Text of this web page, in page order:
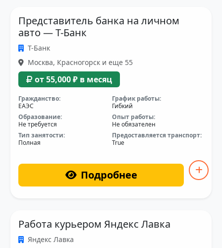
Представитель банка на личном
авто — Т-Банк
Т-Банк
Москва, Красногорск и еще 55
от 55,000 ₽ в месяц
Гражданство:
ЕАЭС
График работы:
Гибкий
Образование:
Не требуется
Опыт работы:
Не обязателен
Тип занятости:
Полная
Предоставляется транспорт:
True
Подробнее
Работа курьером Яндекс Лавка
Яндекс Лавка